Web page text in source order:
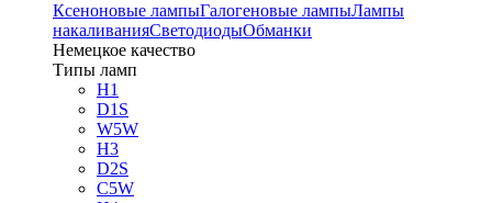
Ксеноновые лампыГалогеновые лампыЛампы
накаливанияСветодиодыОбманки
Немецкое качество
Типы ламп
H1
D1S
W5W
H3
D2S
C5W